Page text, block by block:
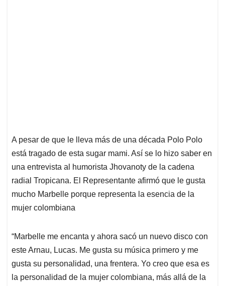
A pesar de que le lleva más de una década Polo Polo
está tragado de esta sugar mami. Así se lo hizo saber en
una entrevista al humorista Jhovanoty de la cadena
radial Tropicana. El Representante afirmó que le gusta
mucho Marbelle porque representa la esencia de la
mujer colombiana
“Marbelle me encanta y ahora sacó un nuevo disco con
este Arnau, Lucas. Me gusta su música primero y me
gusta su personalidad, una frentera. Yo creo que esa es
la personalidad de la mujer colombiana, más allá de la